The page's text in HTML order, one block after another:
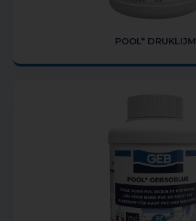
POOL* DRUKLIJM